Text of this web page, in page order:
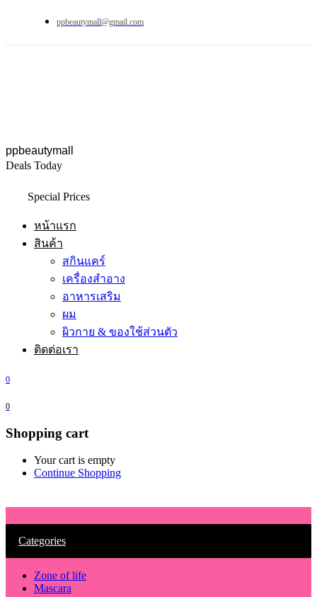
ppbeautymall@gmail.com
ppbeautymall
Deals Today
Special Prices
หน้าแรก
สินค้า
สกินแคร์
เครื่องสำอาง
อาหารเสริม
ผม
ผิวกาย & ของใช้ส่วนตัว
ติดต่อเรา
0
0
Shopping cart
Your cart is empty
Continue Shopping
Categories
Zone of life
Mascara